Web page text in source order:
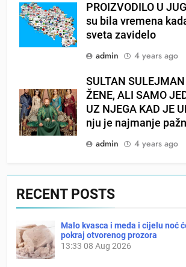
PROIZVODILO U
su bila vremena
sveta zavidelo
admin
4 years ago
SULTAN
ŽENE, ALI SAMO
UZ NJEGA KAD JE
nju je najmanje
admin
4 years ago
RECENT POSTS
Malo kvasca i meda i cijelu noć
pokraj otvorenog prozora
13:33 08 Aug 2026